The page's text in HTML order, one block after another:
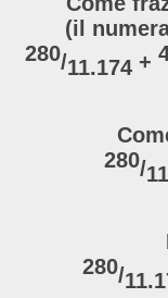
(il
280/11.174 +
280/
280/